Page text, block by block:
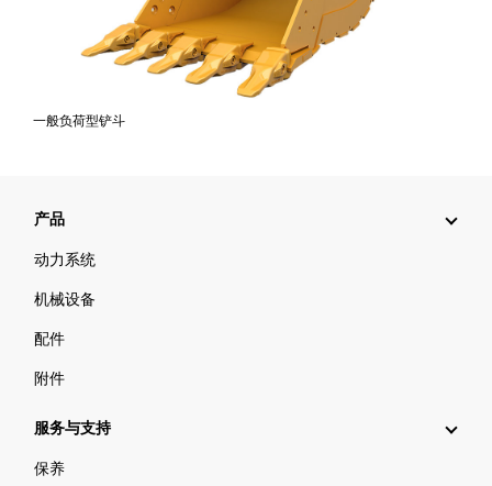
一般负荷型铲斗
产品
动力系统
机械设备
配件
附件
服务与支持
保养